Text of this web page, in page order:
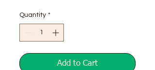
Quantity *
Add to Cart